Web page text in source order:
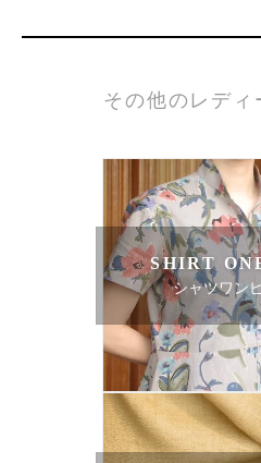
その他のレディ
SHIRT
シャツワン